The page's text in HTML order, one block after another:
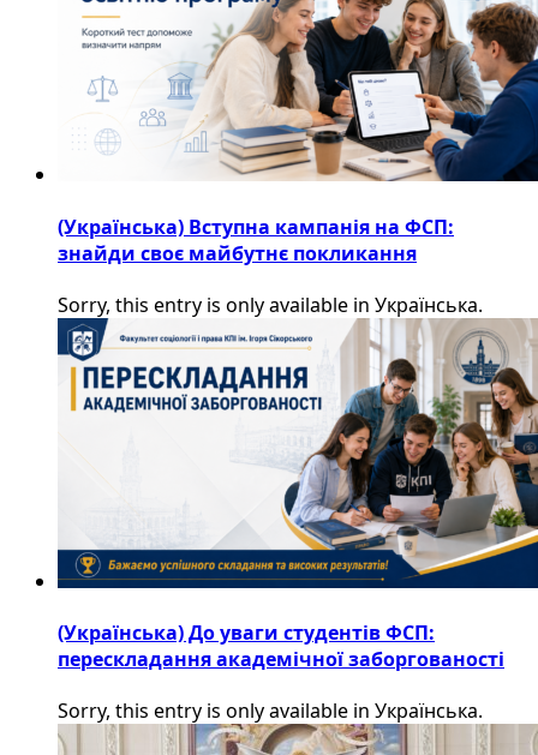
(Українська) Вступна кампанія на ФСП:
знайди своє майбутнє покликання
Sorry, this entry is only available in Українська.
(Українська) До уваги студентів ФСП:
перескладання академічної заборгованості
Sorry, this entry is only available in Українська.